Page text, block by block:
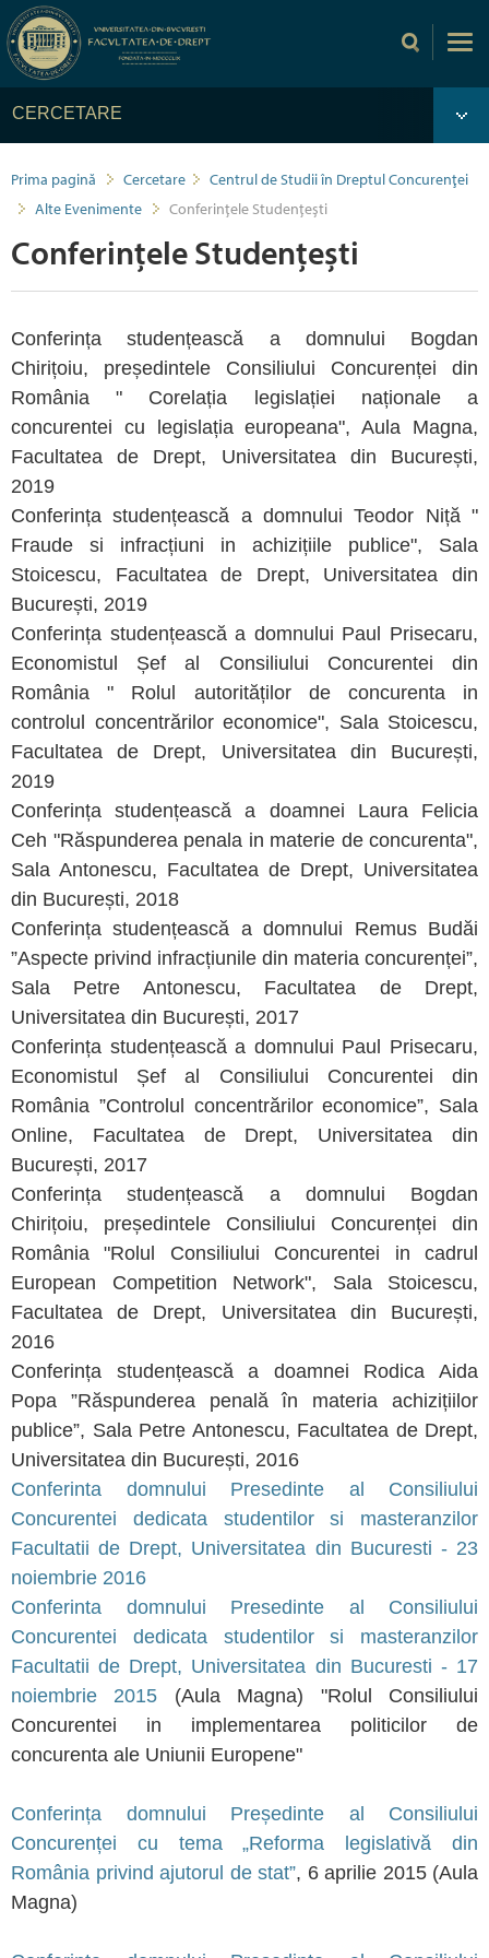
CERCETARE
Prima pagină Cercetare
Centrul de Studii în Dreptul Concurenţei
Alte Evenimente
Conferințele Studențești
Conferințele Studențești
Conferința studențească a domnului Bogdan
Chirițoiu, președintele Consiliului Concurenței din
România " Corelația legislației naționale a
concurentei cu legislația europeana", Aula Magna,
Facultatea de Drept, Universitatea din București,
2019
Conferința studențească a domnului Teodor Niță "
Fraude si infracțiuni in achizițiile publice", Sala
Stoicescu, Facultatea de Drept, Universitatea din
București, 2019
Conferința studențească a domnului Paul Prisecaru,
Economistul Șef al Consiliului Concurentei din
România " Rolul autorităților de concurenta in
controlul concentrărilor economice", Sala Stoicescu,
Facultatea de Drept, Universitatea din București,
2019
Conferința studențească a doamnei Laura Felicia
Ceh "Răspunderea penala in materie de concurenta",
Sala Antonescu, Facultatea de Drept, Universitatea
din București, 2018
Conferința studențească a domnului Remus Budăi
”Aspecte privind infracțiunile din materia concurenței”,
Sala Petre Antonescu, Facultatea de Drept,
Universitatea din București, 2017
Conferința studențească a domnului Paul Prisecaru,
Economistul Șef al Consiliului Concurentei din
România ”Controlul concentrărilor economice”, Sala
Online, Facultatea de Drept, Universitatea din
București, 2017
Conferința studențească a domnului Bogdan
Chirițoiu, președintele Consiliului Concurenței din
România "Rolul Consiliului Concurentei in cadrul
European Competition Network", Sala Stoicescu,
Facultatea de Drept, Universitatea din București,
2016
Conferința studențească a doamnei Rodica Aida
Popa ”Răspunderea penală în materia achizițiilor
publice”, Sala Petre Antonescu, Facultatea de Drept,
Universitatea din București, 2016
Conferinta domnului Presedinte al Consiliului
Concurentei dedicata studentilor si masteranzilor
Facultatii de Drept, Universitatea din Bucuresti - 23
noiembrie 2016
Conferinta domnului Presedinte al Consiliului
Concurentei dedicata studentilor si masteranzilor
Facultatii de Drept, Universitatea din Bucuresti - 17
noiembrie 2015 (Aula Magna) "Rolul Consiliului
Concurentei in implementarea politicilor de
concurenta ale Uniunii Europene"
Conferința domnului Președinte al Consiliului
Concurenței cu tema „Reforma legislativă din
România privind ajutorul de stat”, 6 aprilie 2015 (Aula
Magna)